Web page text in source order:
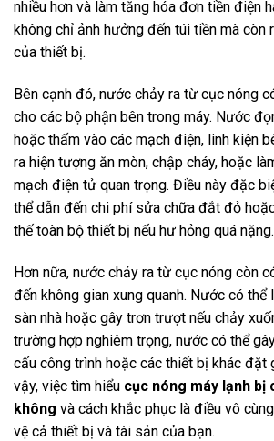
nhiều hơn và làm tăng hóa đơn tiền điện
không chỉ ảnh hưởng đến túi tiền mà còn
của thiết bị.
Bên cạnh đó, nước chảy ra từ cục nóng
cho các bộ phận bên trong máy. Nước
hoặc thấm vào các mạch điện, linh kiện
ra hiện tượng ăn mòn, chập cháy, hoặc
mạch điện tử quan trọng. Điều này đặc
thể dẫn đến chi phí sửa chữa đắt đỏ
thế toàn bộ thiết bị nếu hư hỏng quá nặng.
Hơn nữa, nước chảy ra từ cục nóng còn
đến không gian xung quanh. Nước có thể
sàn nhà hoặc gây trơn trượt nếu chảy
trường hợp nghiêm trọng, nước có thể
cấu công trình hoặc các thiết bị khác đặt
vậy, việc tìm hiểu cục nóng máy lạnh bị
không và cách khắc phục là điều vô
vệ cả thiết bị và tài sản của bạn.